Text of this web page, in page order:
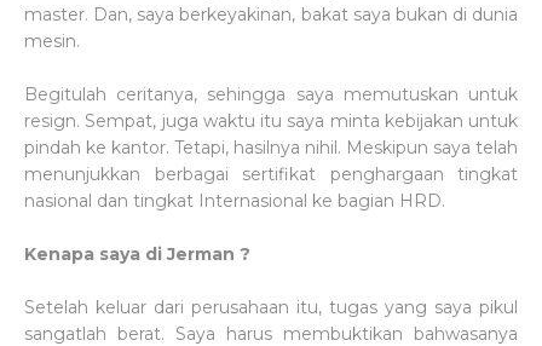
master. Dan, saya berkeyakinan, bakat saya bukan di dunia
mesin.
Begitulah ceritanya, sehingga saya memutuskan untuk
resign. Sempat, juga waktu itu saya minta kebijakan untuk
pindah ke kantor. Tetapi, hasilnya nihil. Meskipun saya telah
menunjukkan berbagai sertifikat penghargaan tingkat
nasional dan tingkat Internasional ke bagian HRD.
Kenapa saya di Jerman ?
Setelah keluar dari perusahaan itu, tugas yang saya pikul
sangatlah berat. Saya harus membuktikan bahwasanya